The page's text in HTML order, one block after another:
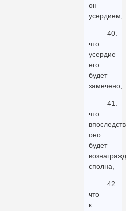
он
усердием,
40.
что
усердие
его
будет
замечено,
41.
что
оно
будет
сполна,
42.
что
к